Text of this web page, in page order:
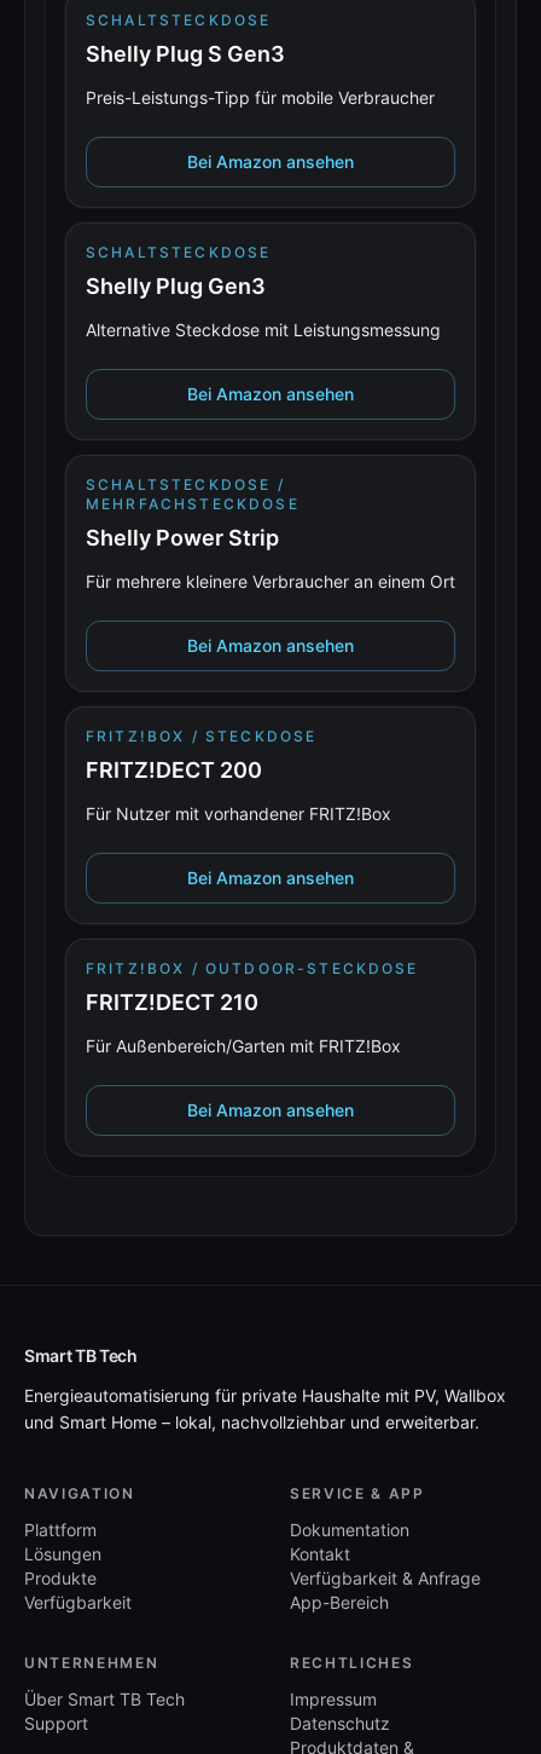
SCHALTSTECKDOSE
Shelly Plug S Gen3
Preis-Leistungs-Tipp für mobile Verbraucher
Bei Amazon ansehen
SCHALTSTECKDOSE
Shelly Plug Gen3
Alternative Steckdose mit Leistungsmessung
Bei Amazon ansehen
SCHALTSTECKDOSE /
MEHRFACHSTECKDOSE
Shelly Power Strip
Für mehrere kleinere Verbraucher an einem Ort
Bei Amazon ansehen
FRITZ!BOX / STECKDOSE
FRITZ!DECT 200
Für Nutzer mit vorhandener FRITZ!Box
Bei Amazon ansehen
FRITZ!BOX / OUTDOOR-STECKDOSE
FRITZ!DECT 210
Für Außenbereich/Garten mit FRITZ!Box
Bei Amazon ansehen
Smart TB Tech
Energieautomatisierung für private Haushalte mit PV, Wallbox
und Smart Home – lokal, nachvollziehbar und erweiterbar.
NAVIGATION
Plattform
Lösungen
Produkte
Verfügbarkeit
SERVICE & APP
Dokumentation
Kontakt
Verfügbarkeit & Anfrage
App-Bereich
UNTERNEHMEN
Über Smart TB Tech
Support
RECHTLICHES
Impressum
Datenschutz
Produktdaten &